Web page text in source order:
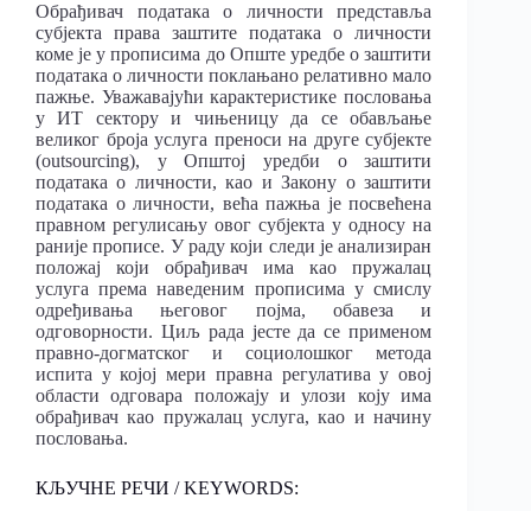
Обрађивач података о личности представља
субјекта права заштите података о личности
коме је у прописима до Опште уредбе о заштити
података о личности поклањано релативно мало
пажње. Уважавајући карактеристике пословања
у ИТ сектору и чињеницу да се обављање
великог броја услуга преноси на друге субјекте
(outsourcing), у Општој уредби о заштити
података о личности, као и Закону о заштити
података о личности, већа пажња је посвећена
правном регулисању овог субјекта у односу на
раније прописе. У раду који следи је анализиран
положај који обрађивач има као пружалац
услуга према наведеним прописима у смислу
одређивања његовог појма, обавеза и
одговорности. Циљ рада јесте да се применом
правно-догматског и социолошког метода
испита у којој мери правна регулатива у овој
области одговара положају и улози коју има
обрађивач као пружалац услуга, као и начину
пословања.
КЉУЧНЕ РЕЧИ / KEYWORDS: